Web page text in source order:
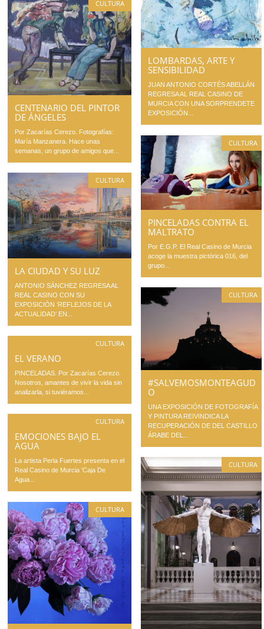
LOMBARDAS, ARTE Y
SENSIBILIDAD
JUAN ANTONIO CORTÉS ABELLÁN
REGRESA AL REAL CASINO DE
MURCIA CON UNA SORPRENDETE
EXPOSICIÓN...
CULTURA
CENTENARIO DEL PINTOR
DE ÁNGELES
Por Zacarías Cerezo. Fotografías:
María Manzanera. Hace unas
semanas, un grupo de amigos que...
CULTURA
PINCELADAS CONTRA EL
MALTRATO
Por E.G.P. El Real Casino de Murcia
acoge la muestra pictórica 016, del
grupo...
CULTURA
LA CIUDAD Y SU LUZ
ANTONIO SÁNCHEZ REGRESA AL
REAL CASINO CON SU
EXPOSICIÓN ‘REFLEJOS DE LA
ACTUALIDAD’ EN...
CULTURA
#SALVEMOSMONTEAGUD
O
UNA EXPOSICIÓN DE FOTOGRAFÍA
Y PINTURA REIVINDICA LA
RECUPERACIÓN DE DEL CASTILLO
ÁRABE DEL...
CULTURA
EL VERANO
PINCELADAS. Por Zacarías Cerezo.
Nosotros, amantes de vivir la vida sin
analizarla, si tuviéramos...
CULTURA
EMOCIONES BAJO EL
AGUA
La artista Perla Fuertes presenta en el
Real Casino de Murcia ‘Caja De
Agua...
CULTURA
CULTURA